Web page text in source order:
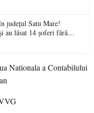
județul Satu Mare!
au lăsat 14 șoferi fără